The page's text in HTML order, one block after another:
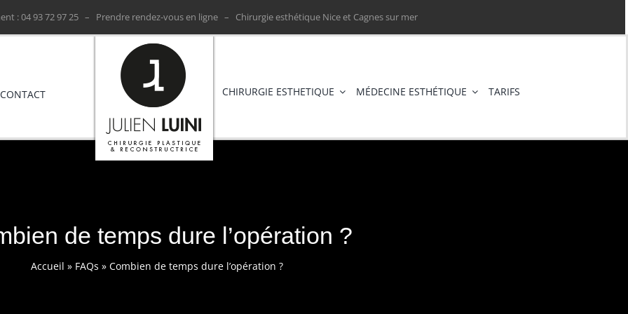
: ‭04 93 72 97 25 ‬ – Prendre rendez-vous en ligne– Chirurgie esthétique Nice et Cagnes sur mer
CONTACT CHIRURGIE ESTHETIQUE MÉDECINE ESTHÉTIQUE TARIFS
de temps dure l’opération ?
Accueil » FAQs » Combien de temps dure l’opération ?